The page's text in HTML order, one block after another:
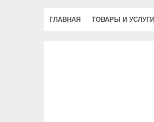
ГЛАВНАЯ ТОВАРЫ И УСЛУГИ